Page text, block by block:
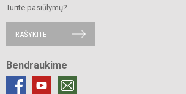
Turite pasiūlymų?
RAŠYKITE
Bendraukime